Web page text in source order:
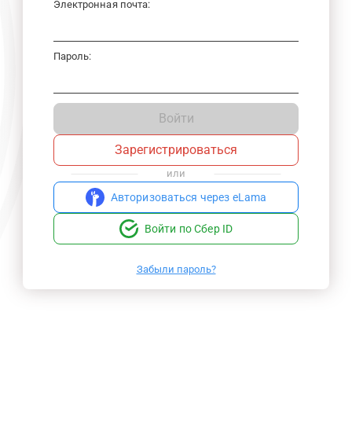
Электронная почта:
Пароль:
Войти
Зарегистрироваться
или
Авторизоваться через eLama
Войти по Сбер ID
Забыли пароль?